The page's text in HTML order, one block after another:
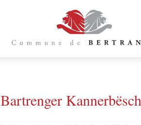
Bartrenger Kannerbësch